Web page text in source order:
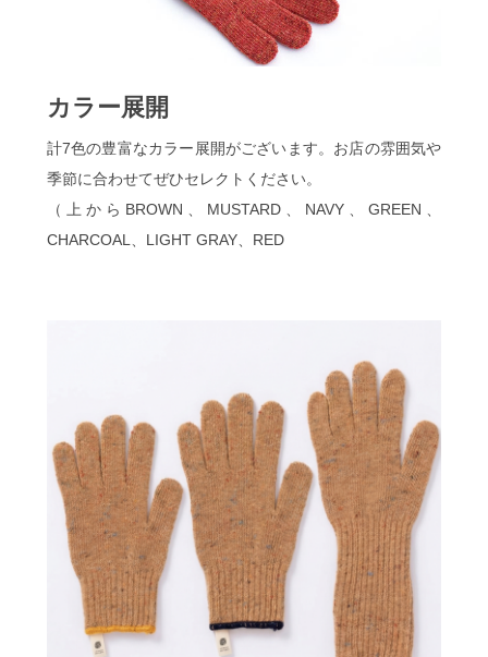
カラー展開
計7色の豊富なカラー展開がございます。お店の雰囲気や
季節に合わせてぜひセレクトください。
（上からBROWN、MUSTARD、NAVY、GREEN、
CHARCOAL、LIGHT GRAY、RED